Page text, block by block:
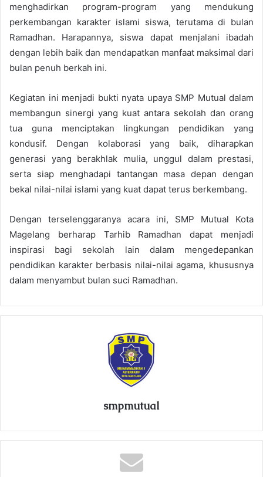
menghadirkan program-program yang mendukung
perkembangan karakter islami siswa, terutama di bulan
Ramadhan. Harapannya, siswa dapat menjalani ibadah
dengan lebih baik dan mendapatkan manfaat maksimal dari
bulan penuh berkah ini.
Kegiatan ini menjadi bukti nyata upaya SMP Mutual dalam
membangun sinergi yang kuat antara sekolah dan orang
tua guna menciptakan lingkungan pendidikan yang
kondusif. Dengan kolaborasi yang baik, diharapkan
generasi yang berakhlak mulia, unggul dalam prestasi,
serta siap menghadapi tantangan masa depan dengan
bekal nilai-nilai islami yang kuat dapat terus berkembang.
Dengan terselenggaranya acara ini, SMP Mutual Kota
Magelang berharap Tarhib Ramadhan dapat menjadi
inspirasi bagi sekolah lain dalam mengedepankan
pendidikan karakter berbasis nilai-nilai agama, khususnya
dalam menyambut bulan suci Ramadhan.
smpmutual